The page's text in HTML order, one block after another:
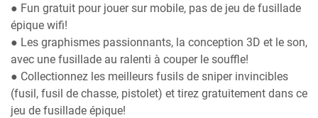
● Fun gratuit pour jouer sur mobile, pas de jeu de fusillade
épique wifi!
● Les graphismes passionnants, la conception 3D et le son,
avec une fusillade au ralenti à couper le souffle!
● Collectionnez les meilleurs fusils de sniper invincibles
(fusil, fusil de chasse, pistolet) et tirez gratuitement dans ce
jeu de fusillade épique!